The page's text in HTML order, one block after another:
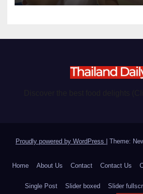
Proudly powered by WordPress Theme:
Home About Us Contact Contact Us
Single Post Slider boxed Slider